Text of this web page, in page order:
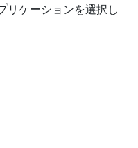
リケーションを選択し